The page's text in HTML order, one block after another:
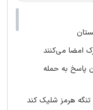
امضا می‌کنند
پاسخ به حمله